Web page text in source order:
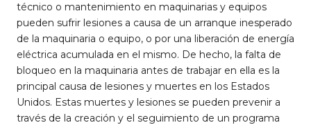
técnico o mantenimiento en maquinarias y equipos
pueden sufrir lesiones a causa de un arranque inesperado
de la maquinaria o equipo, o por una liberación de energía
eléctrica acumulada en el mismo. De hecho, la falta de
bloqueo en la maquinaria antes de trabajar en ella es la
principal causa de lesiones y muertes en los Estados
Unidos. Estas muertes y lesiones se pueden prevenir a
través de la creación y el seguimiento de un programa